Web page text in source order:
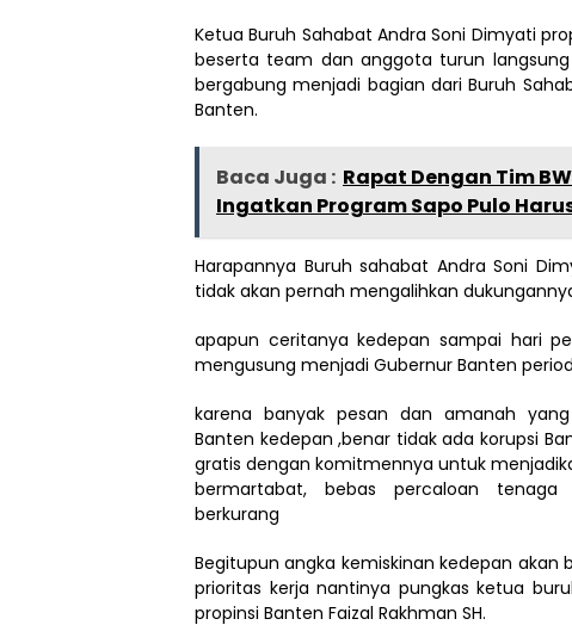
Ketua Buruh Sahabat Andra Soni Dimyati
beserta team dan anggota turun
bergabung menjadi bagian dari Buruh
Banten.
Baca Juga : Rapat Dengan Tim
Ingatkan Program Sapo Pulo
Harapannya Buruh sahabat Andra Soni
tidak akan pernah mengalihkan
apapun ceritanya kedepan sampai hari
mengusung menjadi Gubernur Banten
karena banyak pesan dan amanah
Banten kedepan ,benar tidak ada korupsi
gratis dengan komitmennya untuk
bermartabat, bebas percaloan tenaga
berkurang
Begitupun angka kemiskinan kedepan akan
prioritas kerja nantinya pungkas ketua
propinsi Banten Faizal Rakhman SH.